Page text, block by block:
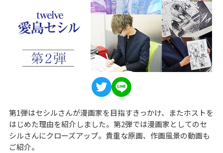
第1弾はセシルさんが漫画家を目指すきっかけ、またホストを
はじめた理由を紹介しました。第2弾では漫画家としてのセ
シルさんにクローズアップ。貴重な原画、作画風景の動画も
ご紹介。